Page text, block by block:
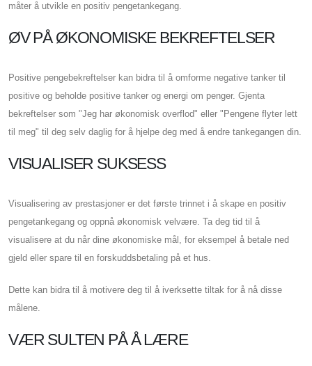
måter å utvikle en positiv pengetankegang.
ØV PÅ ØKONOMISKE BEKREFTELSER
Positive pengebekreftelser kan bidra til å omforme negative tanker til
positive og beholde positive tanker og energi om penger. Gjenta
bekreftelser som "Jeg har økonomisk overflod" eller "Pengene flyter lett
til meg" til deg selv daglig for å hjelpe deg med å endre tankegangen din.
VISUALISER SUKSESS
Visualisering av prestasjoner er det første trinnet i å skape en positiv
pengetankegang og oppnå økonomisk velvære. Ta deg tid til å
visualisere at du når dine økonomiske mål, for eksempel å betale ned
gjeld eller spare til en forskuddsbetaling på et hus.
Dette kan bidra til å motivere deg til å iverksette tiltak for å nå disse
målene.
VÆR SULTEN PÅ Å LÆRE